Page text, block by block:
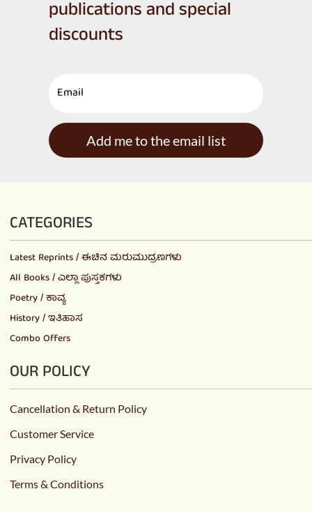
publications and special
discounts
Add me to the email list
CATEGORIES
Latest Reprints / ಈಚಿನ ಮರುಮುದ್ರಣಗಳು
All Books / ಎಲ್ಲಾ ಪುಸ್ತಕಗಳು
Poetry / ಕಾವ್ಯ
History / ಇತಿಹಾಸ
Combo Offers
OUR POLICY
Cancellation & Return Policy
Customer Service
Privacy Policy
Terms & Conditions